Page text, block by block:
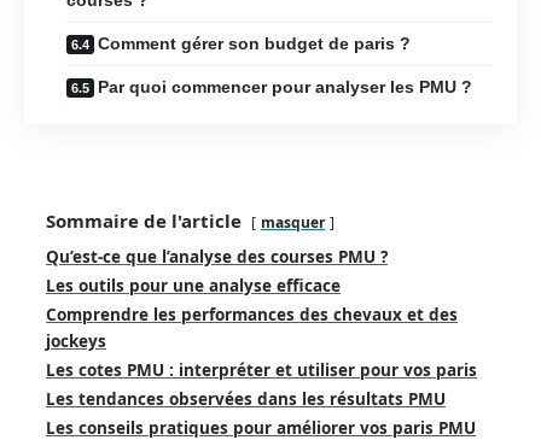
Comment gérer son budget de paris ?
Par quoi commencer pour analyser les PMU ?
Sommaire de l'article masquer
Qu’est-ce que l’analyse des courses PMU ?
Les outils pour une analyse efficace
Comprendre les performances des chevaux et des
jockeys
Les cotes PMU : interpréter et utiliser pour vos paris
Les tendances observées dans les résultats PMU
Les conseils pratiques pour améliorer vos paris PMU